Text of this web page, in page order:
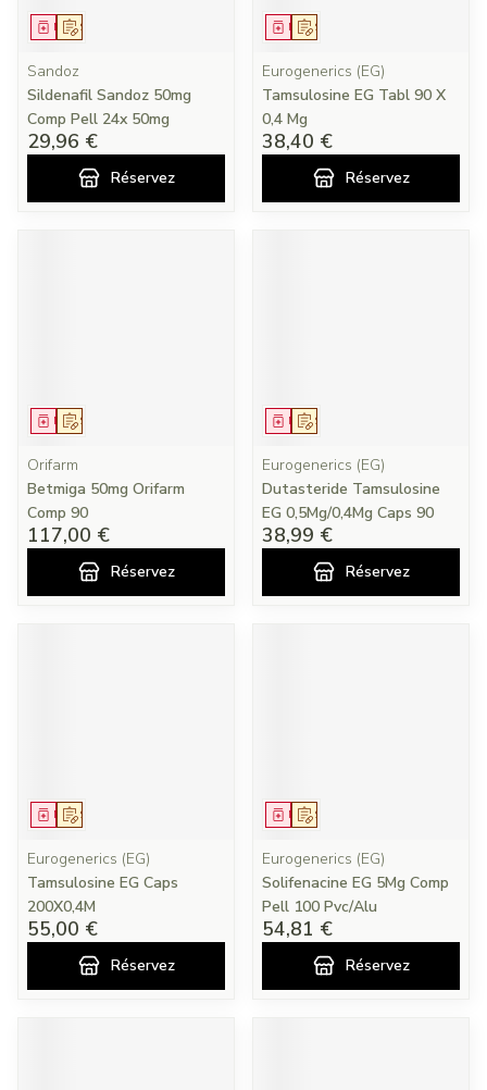
Sur prescription
Médicament
Sandoz
Sildenafil Sandoz 50mg
Comp Pell 24x 50mg
29,96 €
Réservez
Sur prescription
Médicament
Eurogenerics (EG)
Tamsulosine EG Tabl 90 X
0,4 Mg
38,40 €
Réservez
Sur prescription
Médicament
Orifarm
Betmiga 50mg Orifarm
Comp 90
117,00 €
Réservez
Sur prescription
Médicament
Eurogenerics (EG)
Dutasteride Tamsulosine
EG 0,5Mg/0,4Mg Caps 90
38,99 €
Réservez
Sur prescription
Médicament
Eurogenerics (EG)
Tamsulosine EG Caps
200X0,4M
55,00 €
Réservez
Sur prescription
Médicament
Eurogenerics (EG)
Solifenacine EG 5Mg Comp
Pell 100 Pvc/Alu
54,81 €
Réservez